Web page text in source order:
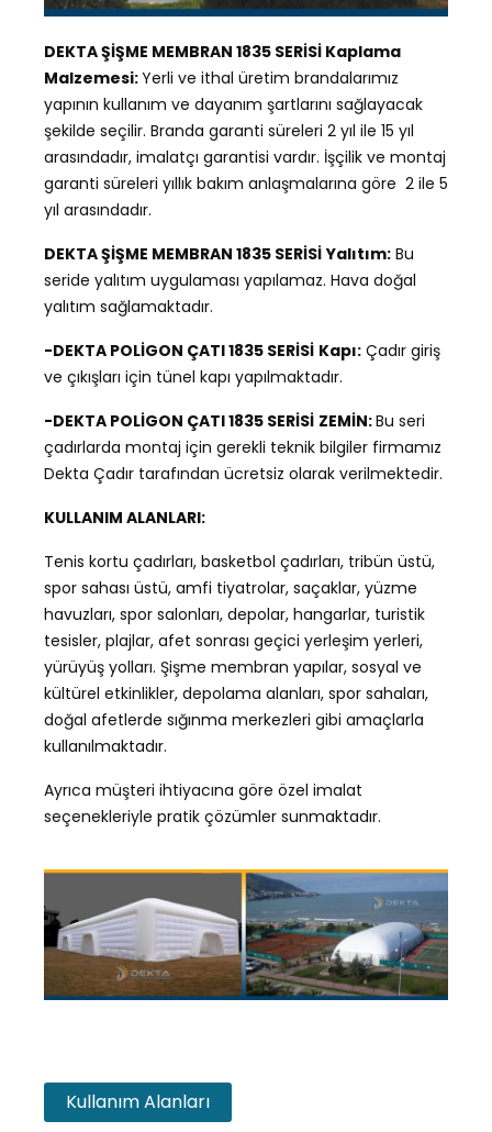
DEKTA ŞİŞME MEMBRAN 1835 SERİSİ Kaplama
Malzemesi:Yerli ve ithal üretim brandalarımız
yapının kullanım ve dayanım şartlarını sağlayacak
şekilde seçilir. Branda garanti süreleri 2 yıl ile 15 yıl
arasındadır, imalatçı garantisi vardır. İşçilik ve montaj
garanti süreleri yıllık bakım anlaşmalarına göre 2 ile 5
yıl arasındadır.
DEKTA ŞİŞME MEMBRAN 1835 SERİSİ Yalıtım: Bu
seride yalıtım uygulaması yapılamaz. Hava doğal
yalıtım sağlamaktadır.
-DEKTA POLİGON ÇATI 1835 SERİSİ Kapı: Çadır giriş
ve çıkışları için tünel kapı yapılmaktadır.
-DEKTA POLİGON ÇATI 1835 SERİSİ ZEMİN:Bu seri
çadırlarda montaj için gerekli teknik bilgiler firmamız
Dekta Çadır tarafından ücretsiz olarak verilmektedir.
KULLANIM ALANLARI:
Tenis kortu çadırları, basketbol çadırları, tribün üstü,
spor sahası üstü, amfi tiyatrolar, saçaklar, yüzme
havuzları, spor salonları, depolar, hangarlar, turistik
tesisler, plajlar, afet sonrası geçici yerleşim yerleri,
yürüyüş yolları. Şişme membran yapılar, sosyal ve
kültürel etkinlikler, depolama alanları, spor sahaları,
doğal afetlerde sığınma merkezleri gibi amaçlarla
kullanılmaktadır.
Ayrıca müşteri ihtiyacına göre özel imalat
seçenekleriyle pratik çözümler sunmaktadır.
Kullanım Alanları